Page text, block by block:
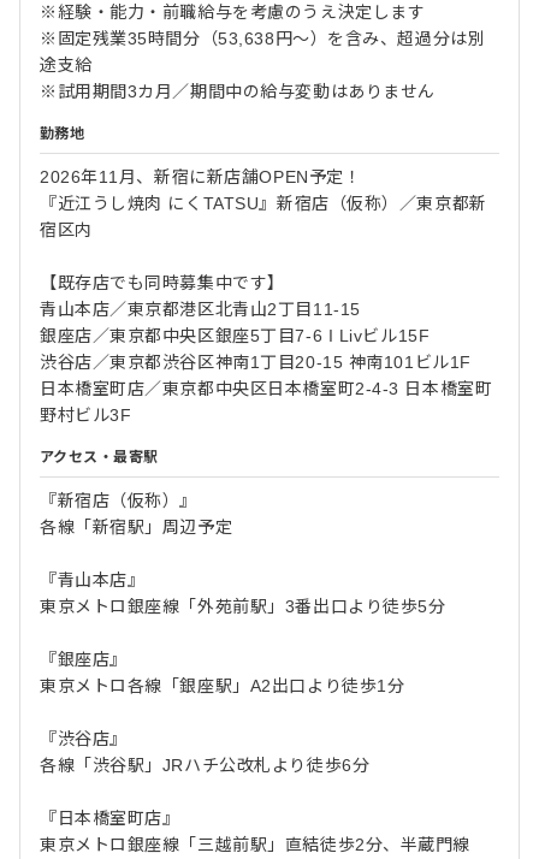
※経験・能力・前職給与を考慮のうえ決定します
※固定残業35時間分（53,638円～）を含み、超過分は別
途支給
※試用期間3カ月／期間中の給与変動はありません
勤務地
2026年11月、新宿に新店舗OPEN予定！
『近江うし焼肉 にくTATSU』新宿店（仮称）／東京都新
宿区内
【既存店でも同時募集中です】
青山本店／東京都港区北青山2丁目11-15
銀座店／東京都中央区銀座5丁目7-6 I Livビル15F
渋谷店／東京都渋谷区神南1丁目20-15 神南101ビル1F
日本橋室町店／東京都中央区日本橋室町2-4-3 日本橋室町
野村ビル3F
アクセス・最寄駅
『新宿店（仮称）』
各線「新宿駅」周辺予定
『青山本店』
東京メトロ銀座線「外苑前駅」3番出口より徒歩5分
『銀座店』
東京メトロ各線「銀座駅」A2出口より徒歩1分
『渋谷店』
各線「渋谷駅」JRハチ公改札より徒歩6分
『日本橋室町店』
東京メトロ銀座線「三越前駅」直結徒歩2分、半蔵門線